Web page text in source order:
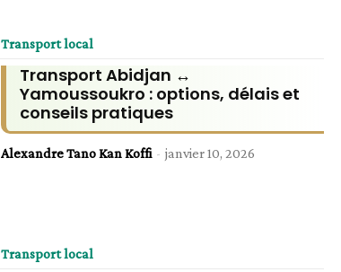
Transport local
Transport Abidjan ↔
Yamoussoukro : options, délais et
conseils pratiques
Alexandre Tano Kan Koffi - janvier 10, 2026
Transport local